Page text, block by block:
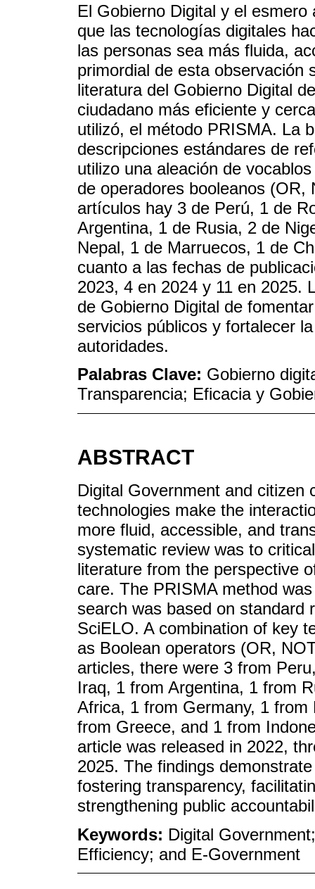
El Gobierno Digital y el
que las tecnologías digitales
las personas sea más fluida,
primordial de esta observación
literatura del Gobierno Digital
ciudadano más eficiente y
utilizó, el método PRISMA. La
descripciones estándares de
utilizo una aleación de
de operadores booleanos
artículos hay 3 de Perú, 1 de
Argentina, 1 de Rusia, 2 de
Nepal, 1 de Marruecos, 1 de
cuanto a las fechas de
2023, 4 en 2024 y 11 en 2025.
de Gobierno Digital de
servicios públicos y fortalecer
autoridades.
Palabras Clave: Gobierno
Transparencia; Eficacia y
ABSTRACT
Digital Government and citizen
technologies make the
more fluid, accessible, and
systematic review was to
literature from the perspective
care. The PRISMA method
search was based on standard
SciELO. A combination of key
as Boolean operators (OR,
articles, there were 3 from
Iraq, 1 from Argentina, 1 from
Africa, 1 from Germany, 1
from Greece, and 1 from
article was released in 2022,
2025. The findings
fostering transparency,
strengthening public
Keywords: Digital
Efficiency; and E-Government